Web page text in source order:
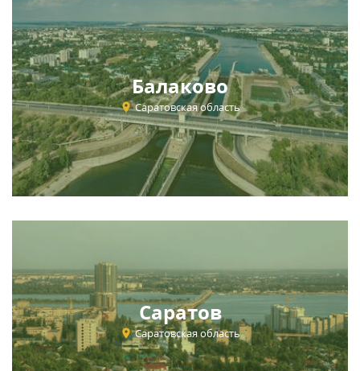
Балаково
Саратовская область
Саратов
Саратовская область